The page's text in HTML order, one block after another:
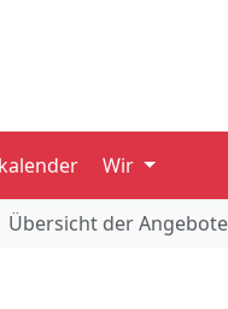
Wir
Übersicht der Angebote